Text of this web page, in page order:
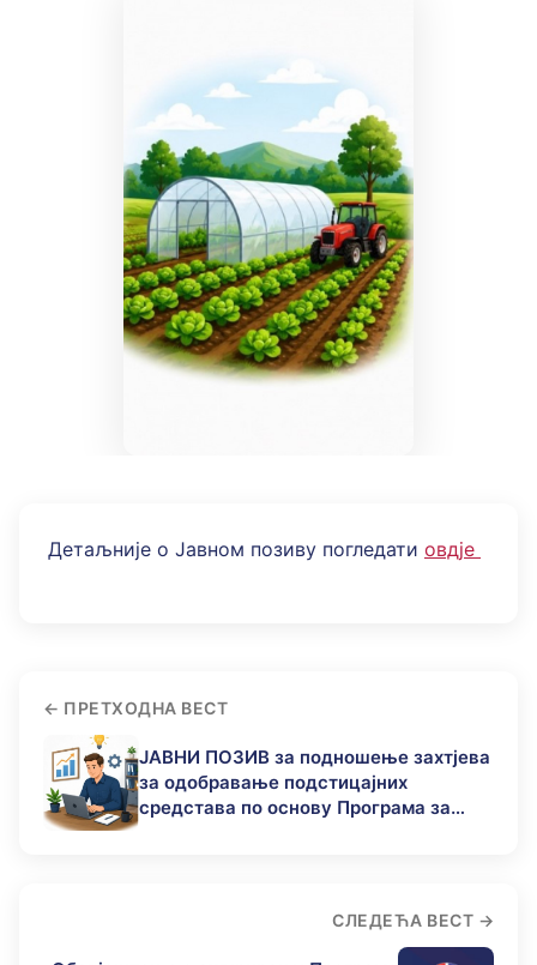
Детаљније о Јавном позиву погледати овдје
ПРЕТХОДНА ВЕСТ
ЈАВНИ ПОЗИВ за подношење захтјева
за одобравање подстицајних
средстава по основу Програма за
СЛЕДЕЋА ВЕСТ